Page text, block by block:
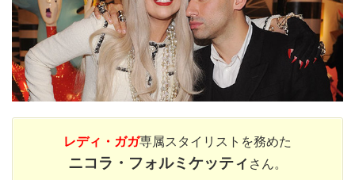
レディ・ガガ専属スタイリストを務めた
ニコラ・フォルミケッティ さん。